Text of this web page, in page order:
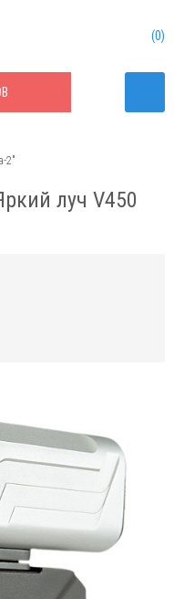
0
2"
луч V450